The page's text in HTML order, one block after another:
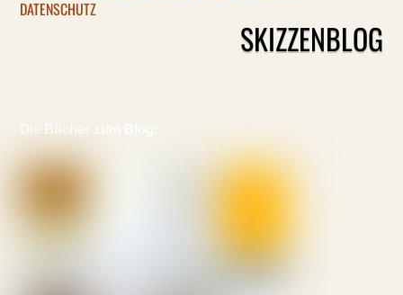
DATENSCHUTZ
SKIZZENBLOG
Die Bücher zum Blog: